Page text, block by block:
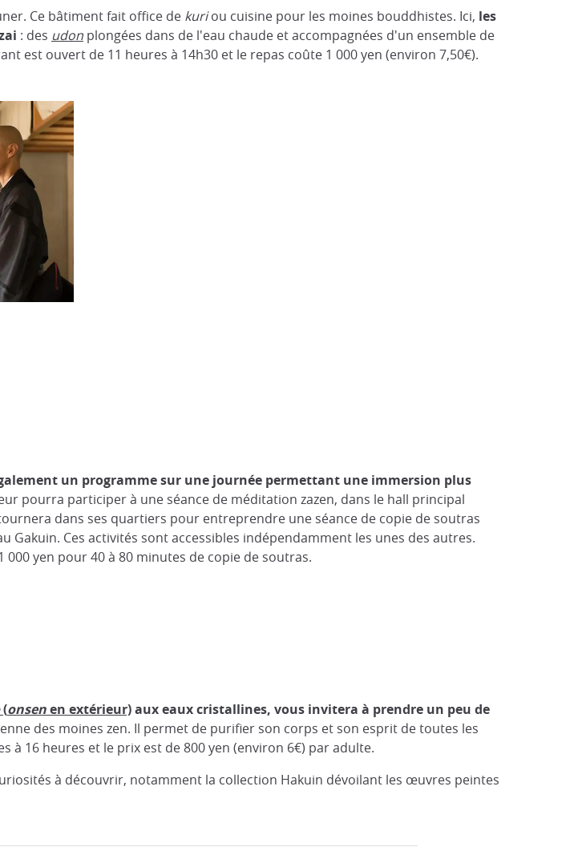
Ce bâtiment fait office de kuriou cuisine pour les moines bouddhistes. Ici, les
: des udon plongées dans de l'eau chaude et accompagnées d'un ensemble de
est ouvert de 11 heures à 14h30 et le repas coûte 1 000 yen (environ 7,50€).
un programme sur une journée permettant une immersion plus
pourra participer à une séance de méditation zazen, dans le hall principal
dans ses quartiers pour entreprendre une séance de copie de soutras
Ces activités sont accessibles indépendamment les unes des autres.
yen pour 40 à 80 minutes de copie de soutras.
(onsenen extérieur)aux eaux cristallines, vous invitera à prendre un peu de
des moines zen. Il permet de purifier son corps et son esprit de toutes les
à 16 heures et le prix est de 800 yen (environ 6€) par adulte.
à découvrir, notamment la collection Hakuin dévoilant les œuvres peintes